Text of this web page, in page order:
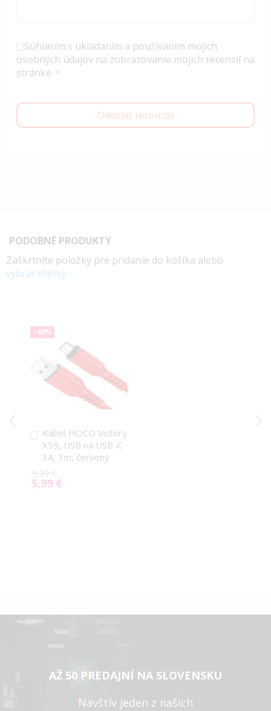
Súhlasím s ukladaním a používaním mojich
osobných údajov na zobrazovanie mojich recenzií na
stránke
Odoslať recenziu
PODOBNÉ PRODUKTY
Zaškrtnite položky pre pridanie do košíka alebo
vybrať všetky
-40%
Kábel HOCO Victory
X59, USB na USB-C
3A, 1m, červený
9,99 €
Special
5,99 €
Pridať
do
košíka
AŽ 50 PREDAJNÍ NA SLOVENSKU
Navštív jeden z našich